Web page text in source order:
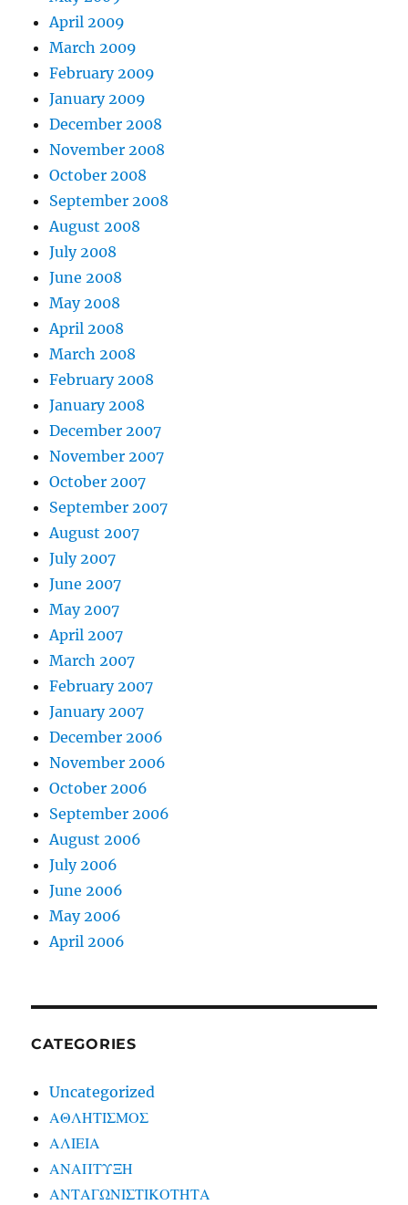
April 2009
March 2009
February 2009
January 2009
December 2008
November 2008
October 2008
September 2008
August 2008
July 2008
June 2008
May 2008
April 2008
March 2008
February 2008
January 2008
December 2007
November 2007
October 2007
September 2007
August 2007
July 2007
June 2007
May 2007
April 2007
March 2007
February 2007
January 2007
December 2006
November 2006
October 2006
September 2006
August 2006
July 2006
June 2006
May 2006
April 2006
CATEGORIES
Uncategorized
ΑΘΛΗΤΙΣΜΟΣ
ΑΛΙΕΙΑ
ΑΝΑΠΤΥΞΗ
ΑΝΤΑΓΩΝΙΣΤΙΚΟΤΗΤΑ